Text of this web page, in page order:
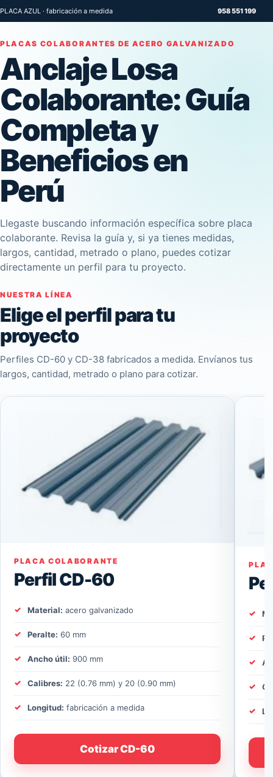
PLACA AZUL · fabricación a medida 958 551 199
PLACAS COLABORANTES DE ACERO GALVANIZADO
Anclaje Losa
Colaborante: Guía
Completa y
Beneficios en
Perú
Llegaste buscando información específica sobre placa
colaborante. Revisa la guía y, si ya tienes medidas,
largos, cantidad, metrado o plano, puedes cotizar
directamente un perfil para tu proyecto.
NUESTRA LÍNEA
Elige el perfil para tu
proyecto
Perfiles CD-60 y CD-38 fabricados a medida. Envíanos tus
largos, cantidad, metrado o plano para cotizar.
PLACA COLABORANTE
Perfil CD-60
Material: acero galvanizado
Peralte: 60 mm
Ancho útil: 900 mm
Calibres: 22 (0.76 mm) y 20 (0.90 mm)
Longitud: fabricación a medida
Cotizar CD-60